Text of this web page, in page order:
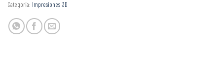
Categoría: Impresiones 3D